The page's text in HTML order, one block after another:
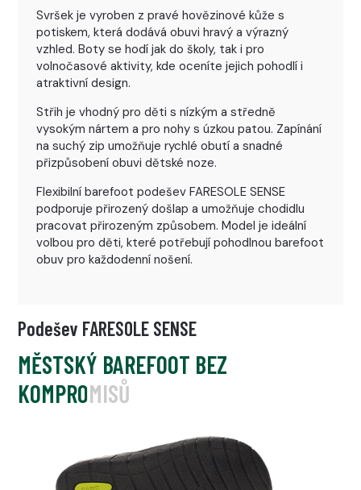
Svršek je vyroben z pravé hovězinové kůže s
potiskem, která dodává obuvi hravý a výrazný
vzhled. Boty se hodí jak do školy, tak i pro
volnočasové aktivity, kde oceníte jejich pohodlí i
atraktivní design.
Střih je vhodný pro děti s nízkým a středně
vysokým nártem a pro nohy s úzkou patou. Zapínání
na suchý zip umožňuje rychlé obutí a snadné
přizpůsobení obuvi dětské noze.
Flexibilní barefoot podešev FARESOLE SENSE
podporuje přirozený došlap a umožňuje chodidlu
pracovat přirozeným způsobem. Model je ideální
volbou pro děti, které potřebují pohodlnou barefoot
obuv pro každodenní nošení.
Podešev FARESOLE SENSE
MĚSTSKÝ BAREFOOT BEZ
KOMPROMISŮ